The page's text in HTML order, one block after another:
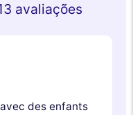
para melhorar a sua
avaliações
des enfants